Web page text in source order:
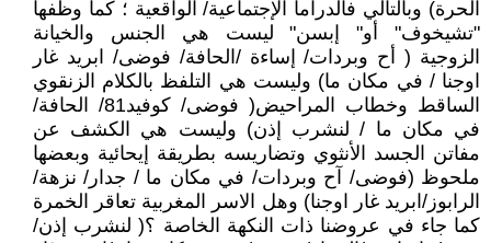
الحرة) وبالتالي فالدراما الإجتماعية/ الواقعية ؛ كما وظفها
"تشيخوف" أو" إبسن" ليست هي الجنس والخيانة
الزوجية ( أح وبردات/ إساءة /الحافة/ فوضى/ ابريد غار
اوجنا / في مكان ما) وليست هي التلفظ بالكلام الزنقوي
الساقط وخطاب المراحيض( فوضى/ كوفيد81/ الحافة/
في مكان ما / لنشرب إذن) وليست هي الكشف عن
مفاتن الجسد الأنثوي وتضاريسه بطريقة إيحائية وبعضها
ملحوظ (فوضى/ آح وبردات/ في مكان ما / جدار/ نزهة/
الرابوز/ابريد غار اوجنا) وهل الاسر المغربية تعاقر الخمرة
كما جاء في عروضنا ذات النكهة الخاصة ؟( لنشرب إذن/